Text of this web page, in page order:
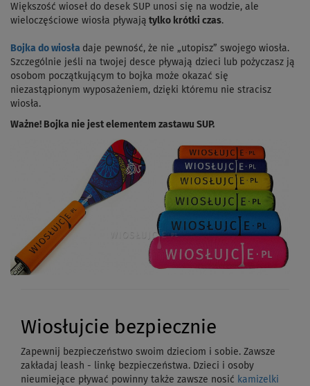
Większość wioseł do desek SUP unosi się na wodzie, ale
wieloczęściowe wiosła pływają tylko krótki czas.
Bojka do wiosła daje pewność, że nie „utopisz” swojego wiosła.
Szczególnie jeśli na twojej desce pływają dzieci lub pożyczasz ją
osobom początkującym to bojka może okazać się
niezastąpionym wyposażeniem, dzięki któremu nie stracisz
wiosła.
Ważne! Bojka nie jest elementem zastawu SUP.
Wiosłujcie bezpiecznie
Zapewnij bezpieczeństwo swoim dzieciom i sobie. Zawsze
zakładaj leash - linkę bezpieczeństwa. Dzieci i osoby
nieumiejące pływać powinny także zawsze nosić kamizelki